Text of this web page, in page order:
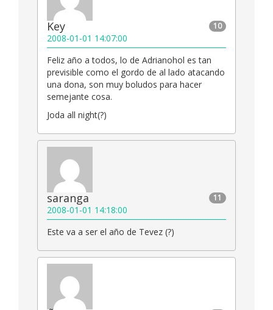
10
Key
2008-01-01 14:07:00
Feliz año a todos, lo de Adrianohol es tan
previsible como el gordo de al lado atacando
una dona, son muy boludos para hacer
semejante cosa.
Joda all night(?)
11
saranga
2008-01-01 14:18:00
Este va a ser el año de Tevez (?)